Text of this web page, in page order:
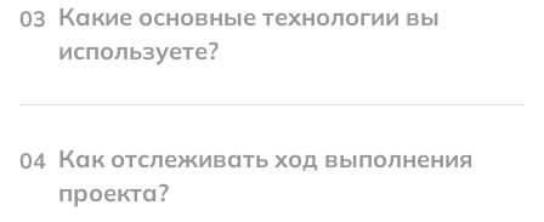
03 Какие основные технологии вы
используете?
04 Как отслеживать ход выполнения
проекта?